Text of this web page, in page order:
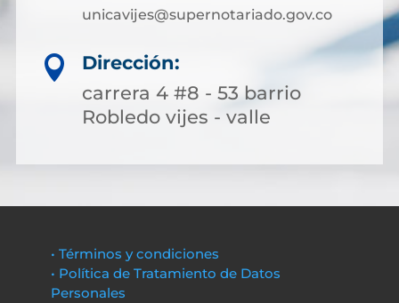
unicavijes@supernotariado.gov.co

Dirección:
carrera 4 #8 - 53 barrio
Robledo vijes - valle
• Términos y condiciones
• Política de Tratamiento de Datos
Personales